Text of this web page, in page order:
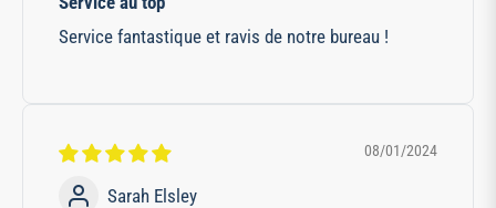
Service fantastique et ravis de notre bureau !
08/01/2024
Sarah Elsley